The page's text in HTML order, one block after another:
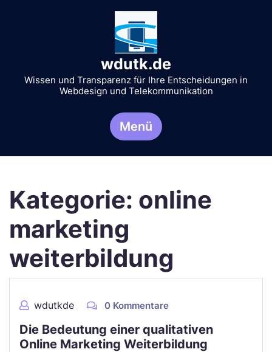
wdutk.de
Wissen und Transparenz für Ihre Entscheidungen in
Webdesign und Telekommunikation
Menü
Kategorie: online
marketing
weiterbildung
wdutkde 0 Kommentare
Die Bedeutung einer qualitativen
Online Marketing Weiterbildung